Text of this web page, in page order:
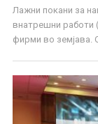
Лажни покани за
внатрешни работи
фирми во земјава.